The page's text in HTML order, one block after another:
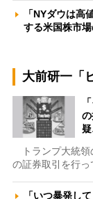
「NYダウは高
する米国株市
大前研一「
トランプ大統領
の証券取引を行
「いつ暴発し